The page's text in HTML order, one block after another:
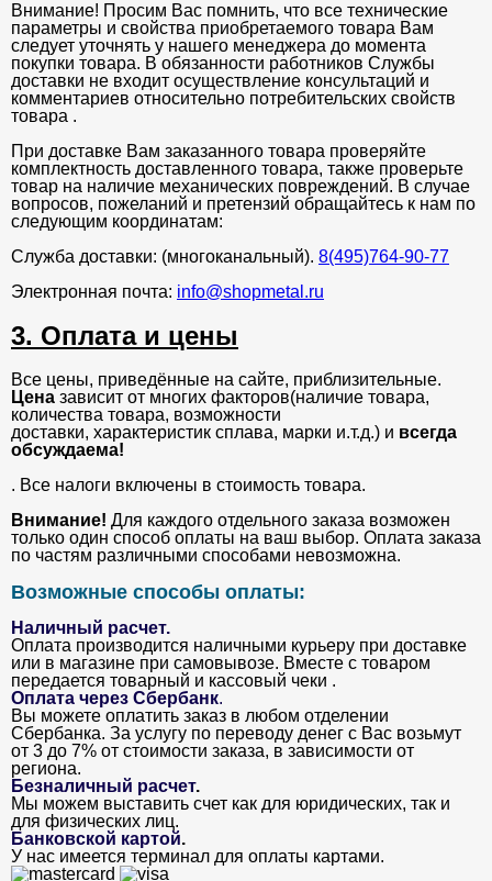
Внимание! Просим Вас помнить, что все технические
параметры и свойства приобретаемого товара Вам
следует уточнять у нашего менеджера до момента
покупки товара. В обязанности работников Службы
доставки не входит осуществление консультаций и
комментариев относительно потребительских свойств
товара .
При доставке Вам заказанного товара проверяйте
комплектность доставленного товара, также проверьте
товар на наличие механических повреждений. В случае
вопросов, пожеланий и претензий обращайтесь к нам по
следующим координатам:
Служба доставки: (многоканальный). 8(495)764-90-77
Электронная почта: info@shopmetal.ru
3. Оплата и цены
Все цены, приведённые на сайте, приблизительные.
Цена зависит от многих факторов(наличие товара,
количества товара, возможности
доставки, характеристик сплава, марки и.т.д.) и всегда
обсуждаема!
. Все налоги включены в стоимость товара.
Внимание! Для каждого отдельного заказа возможен
только один способ оплаты на ваш выбор. Оплата заказа
по частям различными способами невозможна.
Возможные способы оплаты:
Наличный расчет.
Оплата производится наличными курьеру при доставке
или в магазине при самовывозе. Вместе с товаром
передается товарный и кассовый чеки .
Оплата через Сбербанк.
Вы можете оплатить заказ в любом отделении
Сбербанка. За услугу по переводу денег с Вас возьмут
от 3 до 7% от стоимости заказа, в зависимости от
региона.
Безналичный расчет.
Мы можем выставить счет как для юридических, так и
для физических лиц.
Банковской картой.
У нас имеется терминал для оплаты картами.